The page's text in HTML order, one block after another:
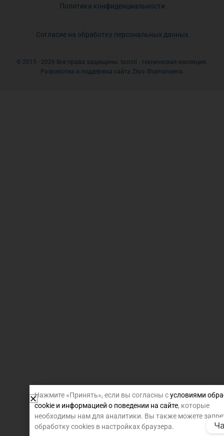
Политика конфиденциальности
Согласие на обработку персональных данных
© 2015 - 2026 Все права защищены. Isoroll - техническая изоляция.
Разработка и поддержка сайта Zilya Shamanaeva.
Нажмите «Принять», если вы согласны сусловиями
cookie и информацией о поведении на сайте, которые
необходимы нам для аналитики. Вы также можете
обработку cookies в настройках браузера.